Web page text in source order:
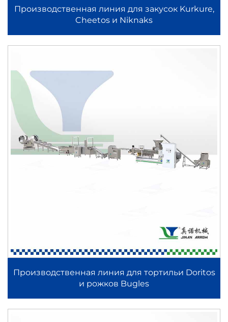
Производственная линия для закусок Kurkure,
Cheetos и Niknaks
Производственная линия для тортильи Doritos
и рожков Bugles